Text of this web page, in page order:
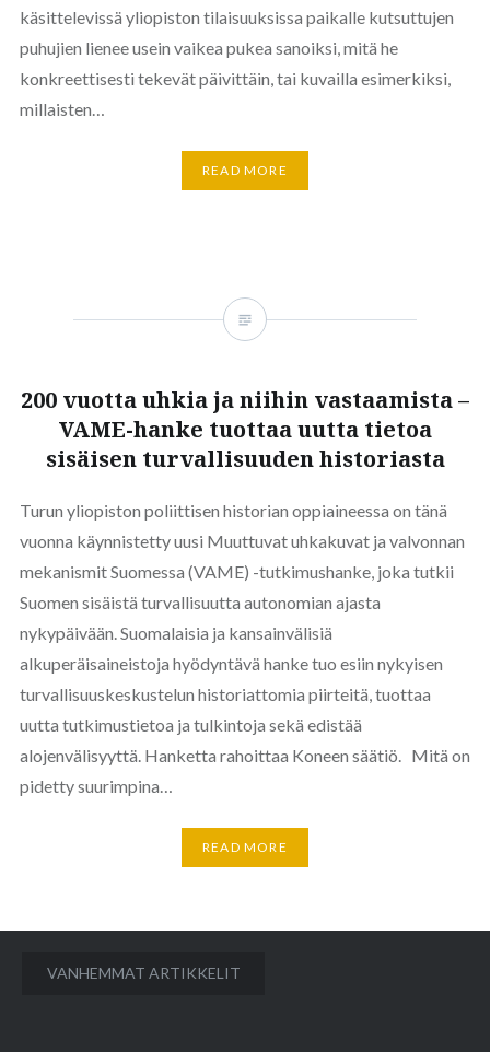
käsittelevissä yliopiston tilaisuuksissa paikalle kutsuttujen
puhujien lienee usein vaikea pukea sanoiksi, mitä he
konkreettisesti tekevät päivittäin, tai kuvailla esimerkiksi,
millaisten…
READ MORE
200 vuotta uhkia ja niihin vastaamista –
VAME-hanke tuottaa uutta tietoa
sisäisen turvallisuuden historiasta
Turun yliopiston poliittisen historian oppiaineessa on tänä
vuonna käynnistetty uusi Muuttuvat uhkakuvat ja valvonnan
mekanismit Suomessa (VAME) -tutkimushanke, joka tutkii
Suomen sisäistä turvallisuutta autonomian ajasta
nykypäivään. Suomalaisia ja kansainvälisiä
alkuperäisaineistoja hyödyntävä hanke tuo esiin nykyisen
turvallisuuskeskustelun historiattomia piirteitä, tuottaa
uutta tutkimustietoa ja tulkintoja sekä edistää
alojenvälisyyttä. Hanketta rahoittaa Koneen säätiö. Mitä on
pidetty suurimpina…
READ MORE
Artikkelien
VANHEMMAT ARTIKKELIT